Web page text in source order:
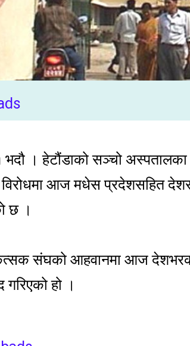
। हेटौंडाको सञ्चो अस्पतालका
विरोधमा आज मधेस प्रदेशसहित
छ ।
संघको आहवानमा आज
हो ।